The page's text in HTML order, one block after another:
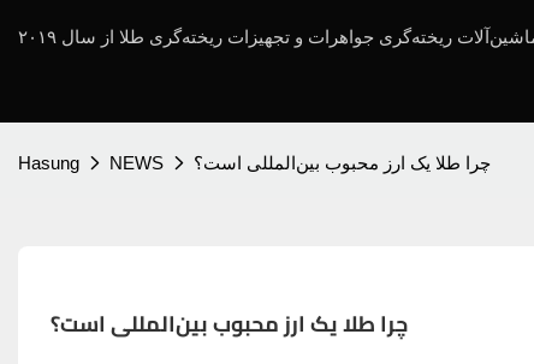
Hasung NEWS چرا طلا یک ارز محبوب بین‌المللی است؟
چرا طلا یک ارز محبوب بین‌المللی است؟